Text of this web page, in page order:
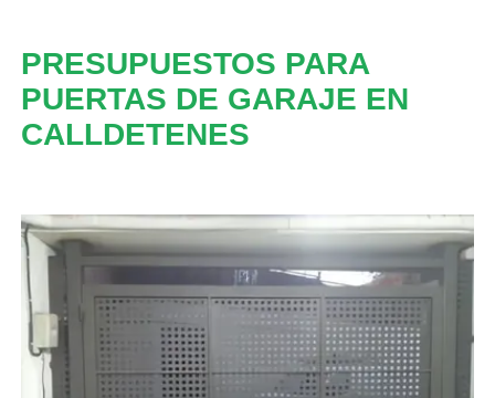
PRESUPUESTOS PARA
PUERTAS DE GARAJE EN
CALLDETENES